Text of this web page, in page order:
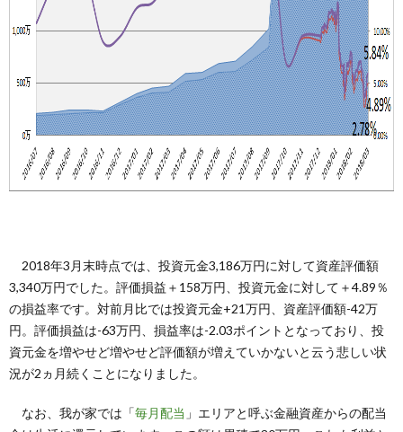
2018年3月末時点では、投資元金3,186万円に対して資産評価額
3,340万円でした。評価損益＋158万円、投資元金に対して＋4.89％
の損益率です。対前月比では投資元金+21万円、資産評価額-42万
円。評価損益は-63万円、損益率は-2.03ポイントとなっており、投
資元金を増やせど増やせど評価額が増えていかないと云う悲しい状
況が2ヵ月続くことになりました。
なお、我が家では「毎月配当 」エリアと呼ぶ金融資産からの配当